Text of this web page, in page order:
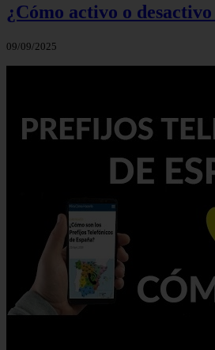
¿Cómo activo o
09/09/2025